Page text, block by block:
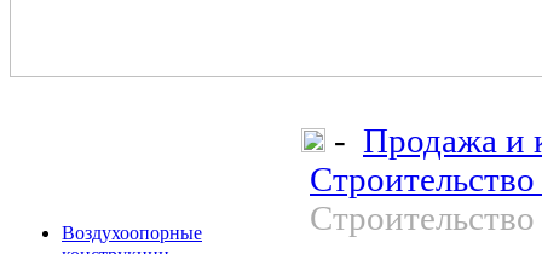
Воздухоопорные
- Продажа и